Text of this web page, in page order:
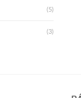
(5)
(3)